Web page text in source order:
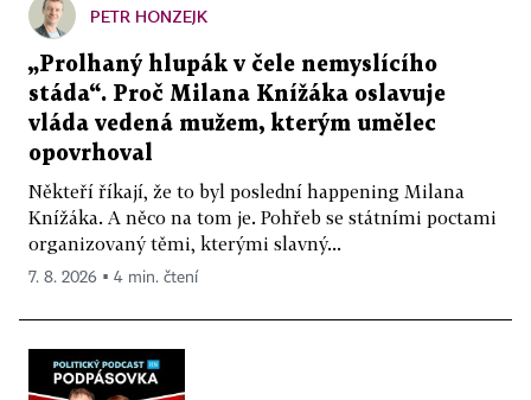
PETR HONZEJK
„Prolhaný hlupák v čele nemyslícího
stáda“. Proč Milana Knížáka oslavuje
vláda vedená mužem, kterým umělec
opovrhoval
Někteří říkají, že to byl poslední happening Milana
Knížáka. A něco na tom je. Pohřeb se státními poctami
organizovaný těmi, kterými slavný...
7. 8. 2026 ▪ 4 min. čtení